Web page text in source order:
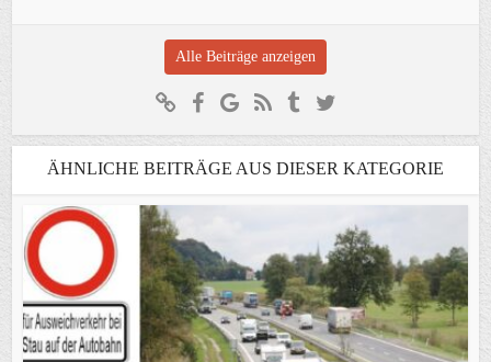
Alle Beiträge anzeigen
ÄHNLICHE BEITRÄGE AUS DIESER KATEGORIE